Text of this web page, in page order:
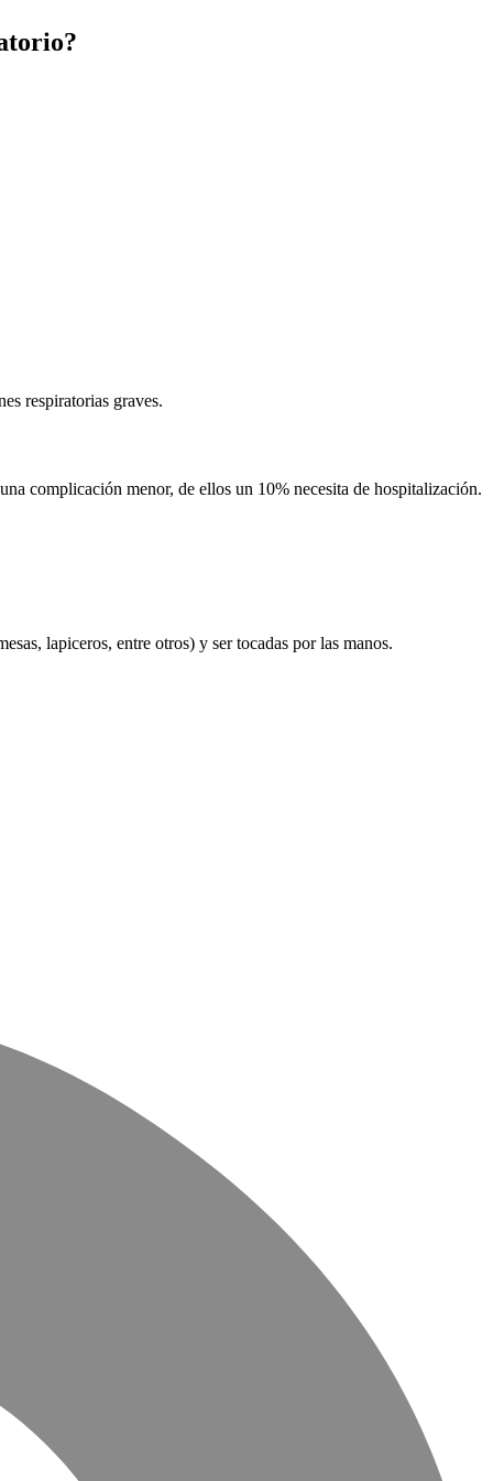
respiratorias graves.
complicación menor, de ellos un 10% necesita de hospitalización.
lapiceros, entre otros) y ser tocadas por las manos.